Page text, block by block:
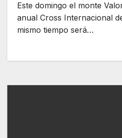
Este domingo el monte
anual Cross Internacional
mismo tiempo será…